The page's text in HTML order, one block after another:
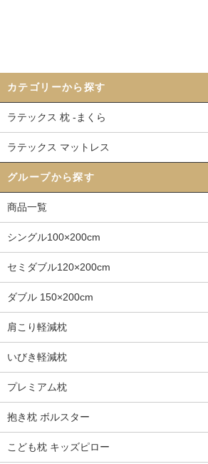
カテゴリーから探す
ラテックス 枕 -まくら
ラテックス マットレス
グループから探す
商品一覧
シングル100×200cm
セミダブル120×200cm
ダブル 150×200cm
肩こり軽減枕
いびき軽減枕
プレミアム枕
抱き枕 ボルスター
こども枕 キッズピロー